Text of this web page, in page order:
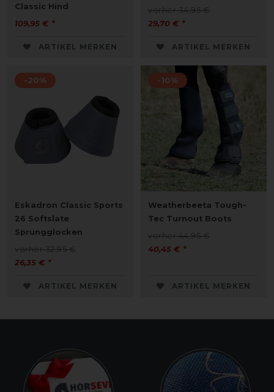
Classic Hind
109,95 € *
ARTIKEL MERKEN
vorher 34,95 €
29,70 € *
ARTIKEL MERKEN
-20%
Eskadron Classic Sports
26 Softslate
Sprungglocken
vorher 32,95 €
26,35 € *
ARTIKEL MERKEN
-10%
Weatherbeeta Tough-
Tec Turnout Boots
vorher 44,95 €
40,45 € *
ARTIKEL MERKEN